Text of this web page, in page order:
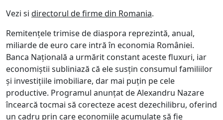
Vezi si directorul de firme din Romania.
Remitențele trimise de diaspora reprezintă, anual,
miliarde de euro care intră în economia României.
Banca Națională a urmărit constant aceste fluxuri, iar
economiștii subliniază că ele susțin consumul familiilor
și investițiile imobiliare, dar mai puțin pe cele
productive. Programul anunțat de Alexandru Nazare
încearcă tocmai să corecteze acest dezechilibru, oferind
un cadru prin care economiile acumulate să fie